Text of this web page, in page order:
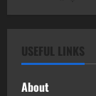
USEFUL LINKS
About